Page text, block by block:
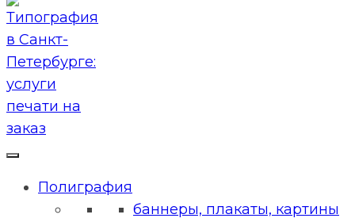
Полиграфия
баннеры, плакаты, картины